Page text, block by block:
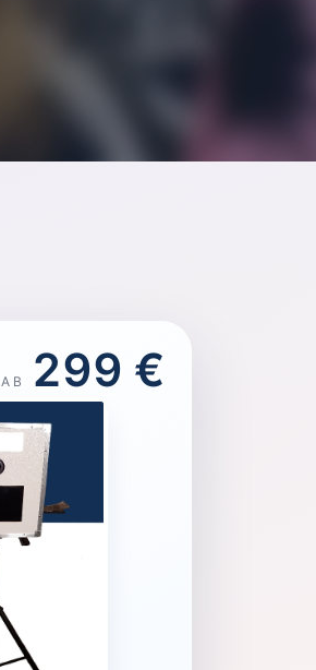
AB 299 €